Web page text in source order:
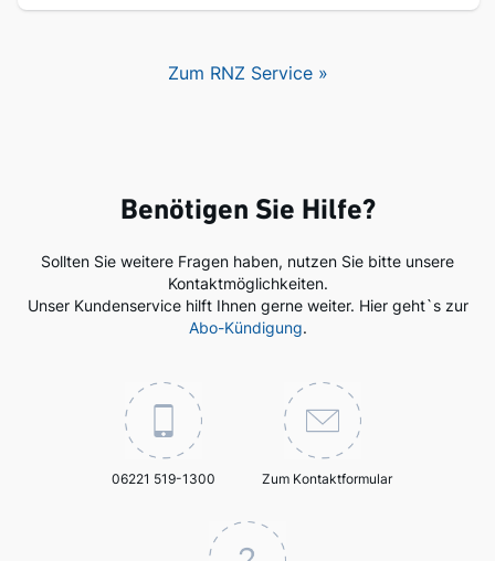
Zum RNZ Service »
Benötigen Sie Hilfe?
Sollten Sie weitere Fragen haben, nutzen Sie bitte unsere
Kontaktmöglichkeiten.
Unser Kundenservice hilft Ihnen gerne weiter. Hier geht`s zur
Abo-Kündigung.
06221 519-1300 Zum Kontaktformular